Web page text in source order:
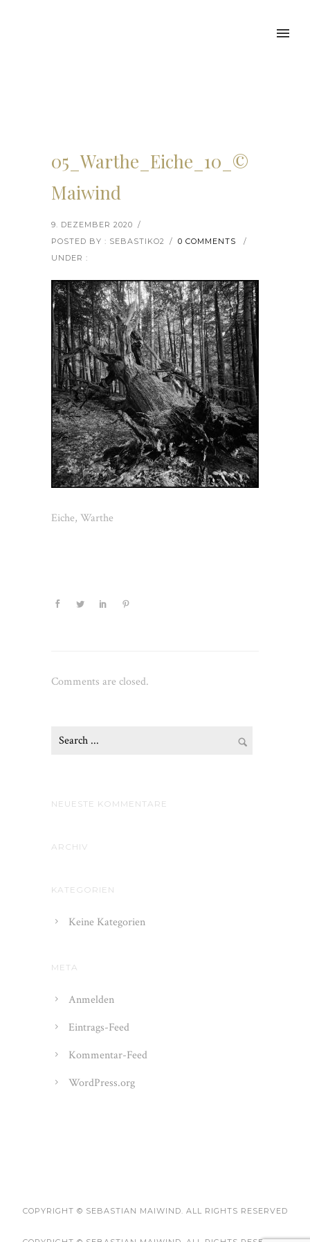
05_Warthe_Eiche_10_©
Maiwind
9. DEZEMBER 2020 /
POSTED BY : SEBASTIKO2 / 0 COMMENTS
/
UNDER :
Eiche, Warthe
Comments are closed.
NEUESTE KOMMENTARE
ARCHIV
KATEGORIEN
Keine Kategorien
META
Anmelden
Eintrags-Feed
Kommentar-Feed
WordPress.org
COPYRIGHT © SEBASTIAN MAIWIND. ALL RIGHTS RESERVED